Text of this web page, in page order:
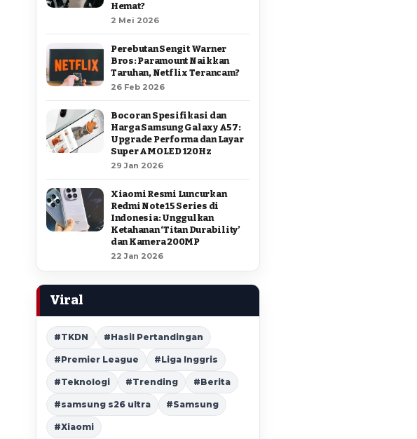
Hemat?
2 Mei 2026
Perebutan Sengit Warner
Bros: Paramount Naikkan
Taruhan, Netflix Terancam?
26 Feb 2026
Bocoran Spesifikasi dan
Harga Samsung Galaxy A57:
Upgrade Performa dan Layar
Super AMOLED 120Hz
29 Jan 2026
Xiaomi Resmi Luncurkan
Redmi Note 15 Series di
Indonesia: Unggulkan
Ketahanan ‘Titan Durability’
dan Kamera 200MP
22 Jan 2026
Viral
#TKDN #Hasil Pertandingan
#Premier League #Liga Inggris
#Teknologi #Trending #Berita
#samsung s26 ultra #Samsung
#Xiaomi